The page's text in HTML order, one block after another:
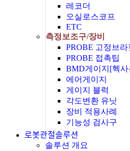
레코더
오실로스코프
ETC
측정보조구/장비
PROBE 고정브라
PROBE 접촉팁
BMD게이지[헥
에어게이지
게이지 블럭
각도변환 유닛
장비 적용사례
기능성 검사구
로봇관절솔루션
솔루션 개요